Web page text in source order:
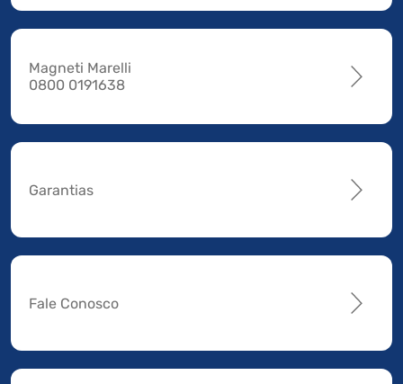
Magneti Marelli
0800 0191638
Garantias
Fale Conosco